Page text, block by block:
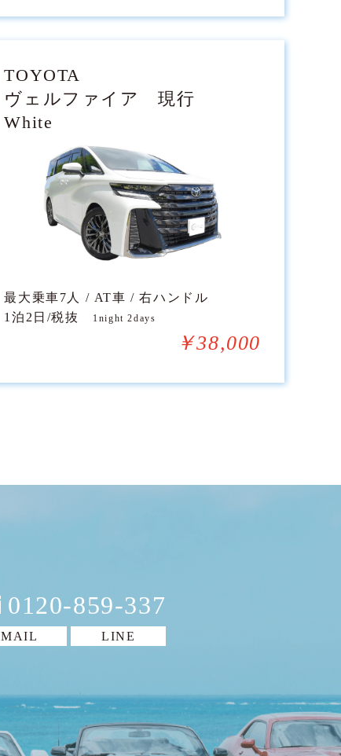
TOYOTA
ヴェルファイア 現行
White
最大乗車7人 / AT車 / 右ハンドル
1泊2日/税抜
1night 2days
￥38,000
0120-859-337
MAIL LINE